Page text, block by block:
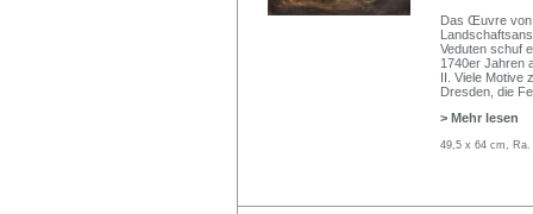
Das Œuvre von
Veduten schuf
1740er Jahren
II. Viele Motive
Dresden, die
> Mehr lesen
49,5 x 64 cm,